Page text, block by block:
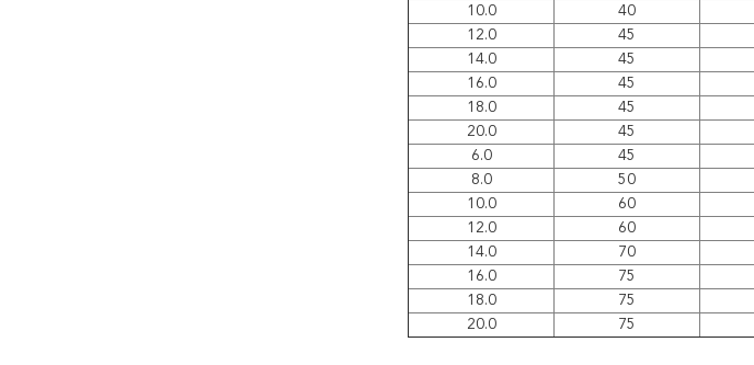
10.0
40
12.0
45
14.0
45
16.0
45
18.0
45
20.0
45
6.0
45
8.0
50
10.0
60
12.0
60
14.0
70
16.0
75
18.0
75
20.0
75